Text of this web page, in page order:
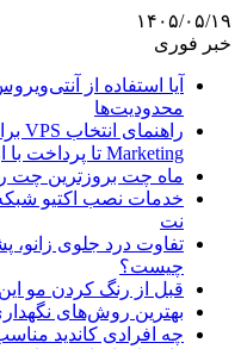
۱۴۰۵/۰۵/۱۹
خبر فوری
آیا استفاده از
محدودیت‌ها
Marketing تا پرداخت با ارز دیجیتال
ماه چت بروزترین چت
خدمات نصب اکتیو
نت
تفاوت درد جلوی
چیست؟
قبل از رنگ کردن مو این
بهترین روش‌های
چه افرادی کاندید